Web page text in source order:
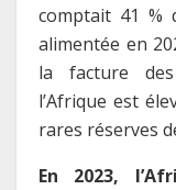
comptait 41 %
alimentée en
la facture
l’Afrique est
rares réserves
En 2023,